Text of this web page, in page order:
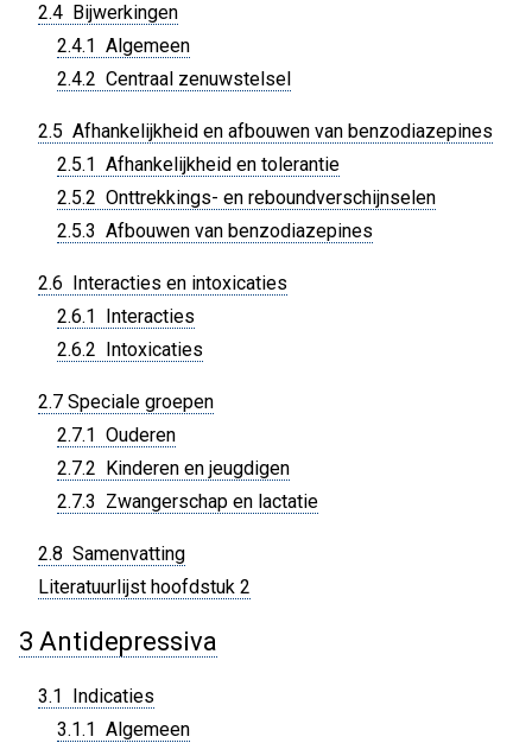
2.4 Bijwerkingen
2.4.1 Algemeen
2.4.2 Centraal zenuwstelsel
2.5 Afhankelijkheid en afbouwen van benzodiazepines
2.5.1 Afhankelijkheid en tolerantie
2.5.2 Onttrekkings- en reboundverschijnselen
2.5.3 Afbouwen van benzodiazepines
2.6 Interacties en intoxicaties
2.6.1 Interacties
2.6.2 Intoxicaties
2.7 Speciale groepen
2.7.1 Ouderen
2.7.2 Kinderen en jeugdigen
2.7.3 Zwangerschap en lactatie
2.8 Samenvatting
Literatuurlijst hoofdstuk 2
3 Antidepressiva
3.1 Indicaties
3.1.1 Algemeen